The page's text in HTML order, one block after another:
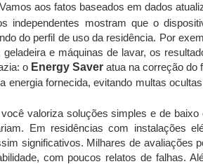
aos fatos baseados em dados
independentes mostram que o
do perfil de uso da residência. Por
e máquinas de lavar, os
o Energy Saveratua na correção do
energia fornecida, evitando multas
valoriza soluções simples e de baixo
Em residências com instalações
significativos. Milhares de avaliações
com poucos relatos de falhas.